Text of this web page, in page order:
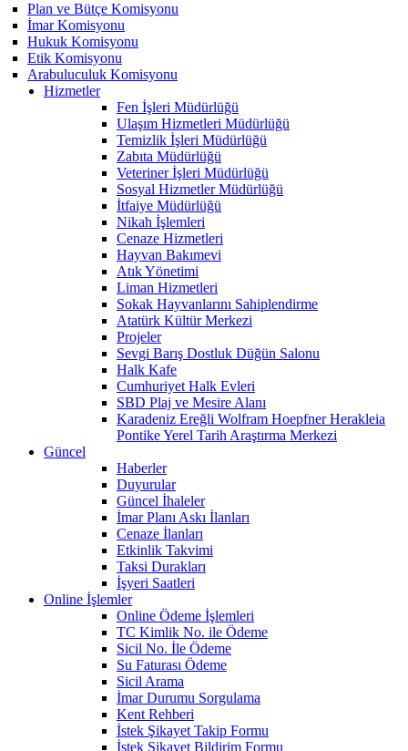
Plan ve Bütçe Komisyonu
İmar Komisyonu
Hukuk Komisyonu
Etik Komisyonu
Arabuluculuk Komisyonu
Hizmetler
Fen İşleri Müdürlüğü
Ulaşım Hizmetleri Müdürlüğü
Temizlik İşleri Müdürlüğü
Zabıta Müdürlüğü
Veteriner İşleri Müdürlüğü
Sosyal Hizmetler Müdürlüğü
İtfaiye Müdürlüğü
Nikah İşlemleri
Cenaze Hizmetleri
Hayvan Bakımevi
Atık Yönetimi
Liman Hizmetleri
Sokak Hayvanlarını Sahiplendirme
Atatürk Kültür Merkezi
Projeler
Sevgi Barış Dostluk Düğün Salonu
Halk Kafe
Cumhuriyet Halk Evleri
SBD Plaj ve Mesire Alanı
Karadeniz Ereğli Wolfram Hoepfner Herakleia
Pontike Yerel Tarih Araştırma Merkezi
Güncel
Haberler
Duyurular
Güncel İhaleler
İmar Planı Askı İlanları
Cenaze İlanları
Etkinlik Takvimi
Taksi Durakları
İşyeri Saatleri
Online İşlemler
Online Ödeme İşlemleri
TC Kimlik No. ile Ödeme
Sicil No. İle Ödeme
Su Faturası Ödeme
Sicil Arama
İmar Durumu Sorgulama
Kent Rehberi
İstek Şikayet Takip Formu
İstek Şikayet Bildirim Formu